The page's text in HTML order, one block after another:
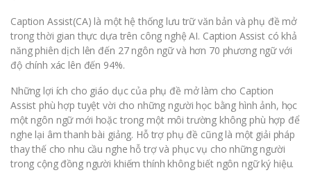
Caption Assist(CA) là một hệ thống lưu trữ văn bản và phụ đề mở
trong thời gian thực dựa trên công nghệ AI. Caption Assist có khả
năng phiên dịch lên đến 27 ngôn ngữ và hơn 70 phương ngữ với
độ chính xác lên đến 94%.
Những lợi ích cho giáo dục của phụ đề mở làm cho Caption
Assist phù hợp tuyệt vời cho những người học bằng hình ảnh, học
một ngôn ngữ mới hoặc trong một môi trường không phù hợp để
nghe lại âm thanh bài giảng. Hỗ trợ phụ đề cũng là một giải pháp
thay thế cho nhu cầu nghe hỗ trợ và phục vụ cho những người
trong cộng đồng người khiếm thính không biết ngôn ngữ ký hiệu.